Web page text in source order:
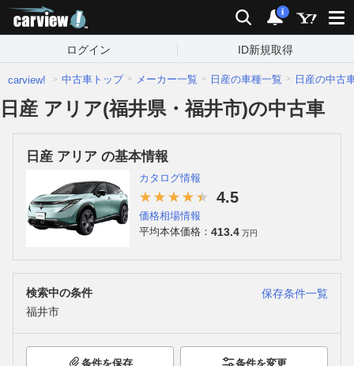
検索 通知
i
ログイン ID新規取得
carview! 中古車トップ メーカー一覧 日産の車種一覧 日産の中古
日産 アリア(福井県・福井市)の中古車
日産 アリア の基本情報
カタログ情報
4.5
価格相場情報
平均本体価格： 413.4 万円
検索中の条件
保存条件一覧
福井市
条件を保存 条件を変更